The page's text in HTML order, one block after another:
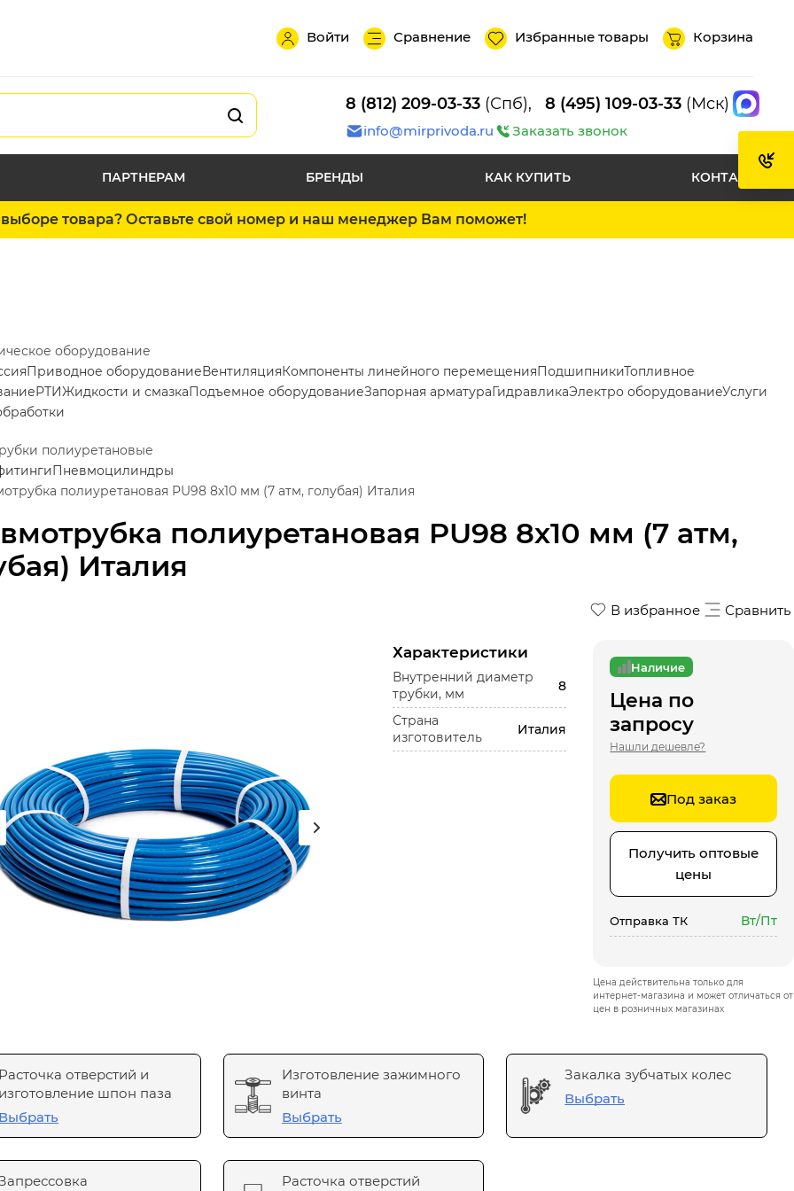
Войти Сравнение Избранные товары Корзина
8 (812) 209-03-33 (Спб), 8 (495) 109-03-33 (Мск)
info@mirprivoda.ru Заказать звонок
ПАРТНЕРАМ БРЕНДЫ КАК КУПИТЬ КОНТАКТЫ
товара? Оставьте свой номер и наш менеджер Вам поможет!
полиуретановая PU98 8х10 мм (7 атм,
Италия
оборудование
Приводное оборудованиеВентиляцияКомпоненты линейного перемещенияПодшипникиТопливное
РТИЖидкости и смазкаПодъемное оборудованиеЗапорная арматураГидравликаЭлектро оборудованиеУслуги
полиуретановые
Пневмоцилиндры
полиуретановая PU98 8х10 мм (7 атм, голубая) Италия
В избранное Сравнить
Характеристики
Внутренний диаметр
трубки, мм
8
Страна
изготовитель
Италия
Наличие
Цена по
запросу
Нашли дешевле?
Под заказ
Получить оптовые
цены
Отправка ТК Вт/Пт
Цена действительна только для
интернет-магазина и может отличаться от
цен в розничных магазинах
отверстий и
шпон паза
Изготовление зажимного
винта
Выбрать
Закалка зубчатых колес
Выбрать
Расточка отверстий